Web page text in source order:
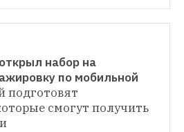
набор на
по мобильной
подготовят
смогут получить